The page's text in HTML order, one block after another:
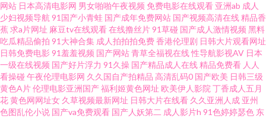
页 91在线观看视频网站 久久伊人久久91 人妻东京热素人 国产拉拉 日韩精品
伦理 91资源总站在线观看 国产另类中文字幕 91青青草视频 在线视频传媒 91
在线播放专区 久久精品久久香蕉 午夜福利一区二区国产 91蝌蚪在线 黑丝自
慰 天堂18P 91看片安装 成人网在线网 蜜桃网A片免费看 香蕉视频av麻烦 91
网站 日本高清电影网 男女啪啪午夜视频 免费电影在线观看 亚洲ab 成人
少妇视频导航 91国产小青蛙 国产成年免费网站 国产视频高清在线精品香
蕉 求a片网址 麻豆tv在线观看在线撸丝片91草碰 国产成人激情视频 黑料
吃瓜精品偷拍 91大神合集 成人拍拍拍免费香港伦理剧 日韩大片观看网址
日韩免费电影 91羞羞视频 国产网站青草全福视在线性导航影视AV 日本
一级在线视频 国产好片浮力 91久操 国产精品成人在线精品免费看 人人
看操碰 午夜伦理电影网 久久国自产拍精品 高清乱码0 国产欧美 日韩三级
黄色A片伦理电影亚洲国产福利姬黄色网址 欧美伊人影院 丁香成人五月
花黄色网网址女 久草视频最新网址 日韩大片在线看 久久亚洲人成 亚州
色图乱伦小说 国产va免费观看 国产人妖第二 成人影片h 91色婷婷瑟色 东